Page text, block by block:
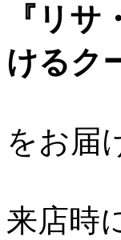
『リ
けるク
をお届
来店時